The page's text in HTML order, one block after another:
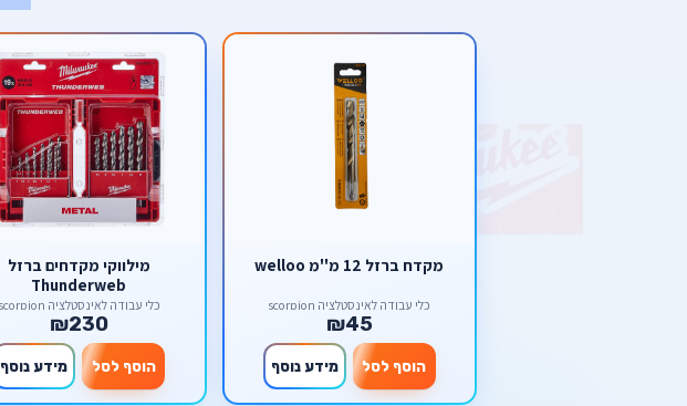
מקדח ברזל 12 מ''מ welloo
כלי עבודה לאינסטלציה scorpion
₪45
הוסף לסל מידע נוסף
מילווקי מקדחים ברזל
Thunderweb
כלי עבודה לאינסטלציה scorpion
₪230
הוסף לסל מידע נוסף